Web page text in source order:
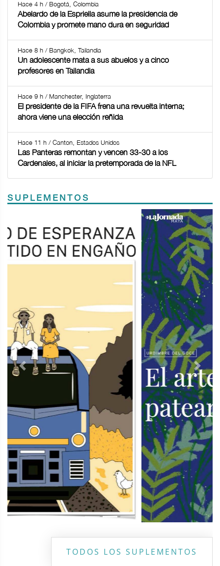
Hace 4 h / Bogotá, Colombia
Abelardo de la Espriella asume la presidencia de
Colombia y promete mano dura en seguridad
Hace 8 h / Bangkok, Tailandia
Un adolescente mata a sus abuelos y a cinco
profesores en Tailandia
Hace 9 h / Manchester, Inglaterra
El presidente de la FIFA frena una revuelta interna;
ahora viene una elección reñida
Hace 11 h / Canton, Estados Unidos
Las Panteras remontan y vencen 33-30 a los
Cardenales, al iniciar la pretemporada de la NFL
SUPLEMENTOS
Previous Next
TODOS LOS SUPLEMENTOS